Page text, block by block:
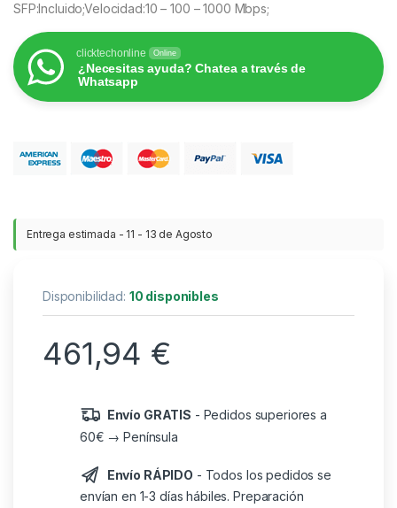
SFP:Incluido;Velocidad:10 – 100 – 1000 Mbps;
clicktechonline Online
¿Necesitas ayuda? Chatea a través de
Whatsapp
Entrega estimada - 11 - 13 de Agosto
Disponibilidad: 10 disponibles
461,94 €
Envío GRATIS - Pedidos superiores a
60€ → Península
Envío RÁPIDO - Todos los pedidos se
envían en 1-3 días hábiles. Preparación